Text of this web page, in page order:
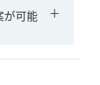
が可能